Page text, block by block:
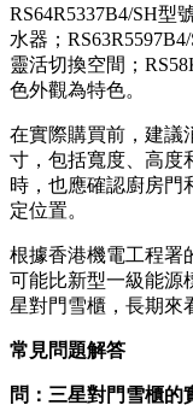
RS64R5337B4/SH型
水器；
靈活切換空間；
色外觀為特色。
在實際購買前，建議
寸，包括寬度、高度
時，也應確認廚房門
定位置。
根據香港機電工程署
可能比新型一級能源
星對門雪櫃，長期來
常見問題解答
問：三星對門雪櫃的